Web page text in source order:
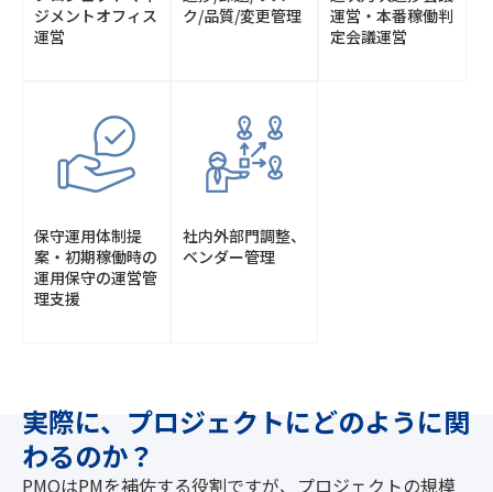
ジメントオフィス
運営
ク/品質/変更管理
運営・本番稼働判
定会議運営
保守運用体制提
案・ 初期稼働時の
運用保守の運営管
理支援
社内外部門調整、
ベンダー管理
実際に、プロジェクトにどのように関
わるのか？
PMOはPMを補佐する役割ですが、プロジェクトの規模